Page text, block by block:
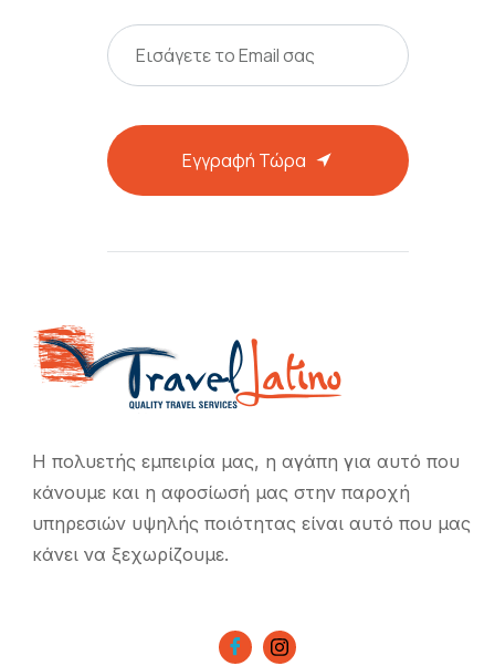
Εγγραφή Τώρα
Η πολυετής εμπειρία μας, η αγάπη για αυτό που
κάνουμε και η αφοσίωσή μας στην παροχή
υπηρεσιών υψηλής ποιότητας είναι αυτό που μας
κάνει να ξεχωρίζουμε.